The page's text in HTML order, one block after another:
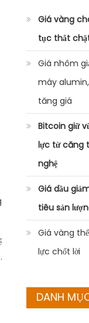
Giá vàng
tục thắt
Giá nhôm
máy
tăng giá
Bitcoin giữ
lực từ căng
nghệ
Giá dầu
tiêu sản
Giá vàng
lực chốt lời
DANH